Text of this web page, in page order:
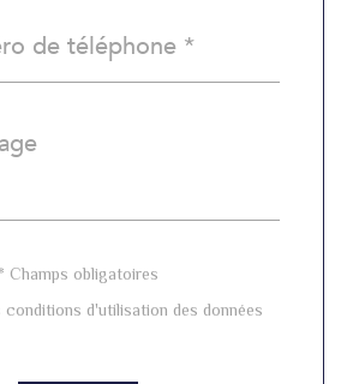
* Champs obligatoires
d'utilisation des données